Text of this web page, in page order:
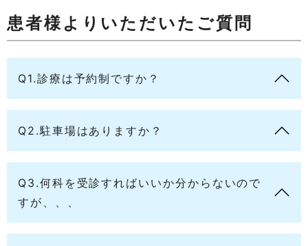
患者様よりいただいたご質問
Q1.診療は予約制ですか？
Q2.駐車場はありますか？
Q3.何科を受診すればいいか分からないので
すが、、、